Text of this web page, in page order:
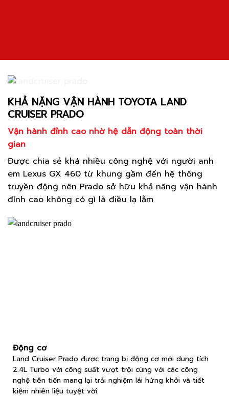
KHẢ NẶNG VẬN HÀNH TOYOTA LAND
CRUISER PRADO
Vận hành đỉnh cao nhờ hệ dẫn động toàn thời
gian
Được chia sẻ khá nhiều công nghệ với người anh
em Lexus GX 460 từ khung gầm đến hệ thống
truyền động nên Prado sở hữu khả năng vận hành
đỉnh cao không có gì là điều lạ lẫm
Động cơ
Land Cruiser Prado được trang bị động cơ mới dung tích
2.4L Turbo với công suất vượt trội cùng với các công
nghệ tiên tiến mang lại trải nghiệm lái hứng khởi và tiết
kiệm nhiên liệu tuyệt vời.